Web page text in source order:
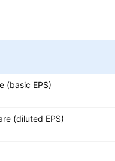
(basic EPS)
(diluted EPS)